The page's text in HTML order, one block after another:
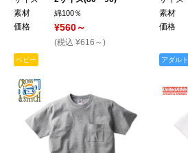
素材
綿100％
価格 ¥560～
(税込 ¥616～)
ベビー
素材
価格
アダルト